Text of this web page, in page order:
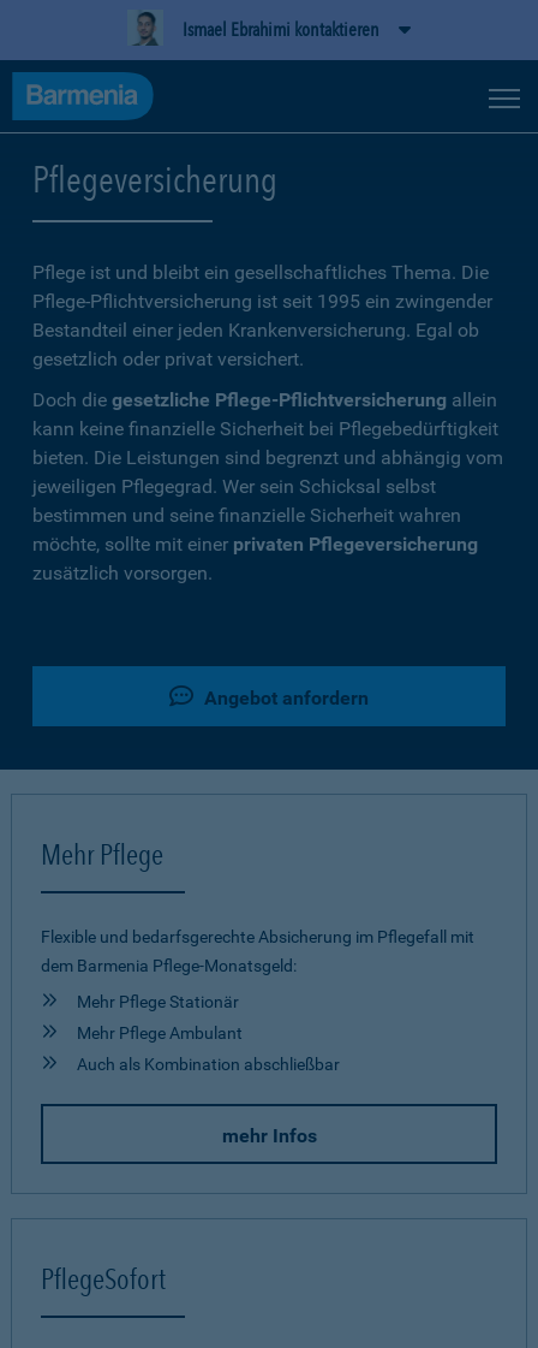
Ismael Ebrahimi kontaktieren
Pflegeversicherung
Pflege ist und bleibt ein gesellschaftliches Thema. Die
Pflege-Pflichtversicherung ist seit 1995 ein zwingender
Bestandteil einer jeden Krankenversicherung. Egal ob
gesetzlich oder privat versichert.
Doch die gesetzliche Pflege-Pflichtversicherung allein
kann keine finanzielle Sicherheit bei Pflegebedürftigkeit
bieten. Die Leistungen sind begrenzt und abhängig vom
jeweiligen Pflegegrad. Wer sein Schicksal selbst
bestimmen und seine finanzielle Sicherheit wahren
möchte, sollte mit einer privaten Pflegeversicherung
zusätzlich vorsorgen.
Angebot anfordern
Mehr Pflege
Flexible und bedarfsgerechte Absicherung im Pflegefall mit
dem Barmenia Pflege-Monatsgeld:
Mehr Pflege Stationär
Mehr Pflege Ambulant
Auch als Kombination abschließbar
mehr Infos
PflegeSofort